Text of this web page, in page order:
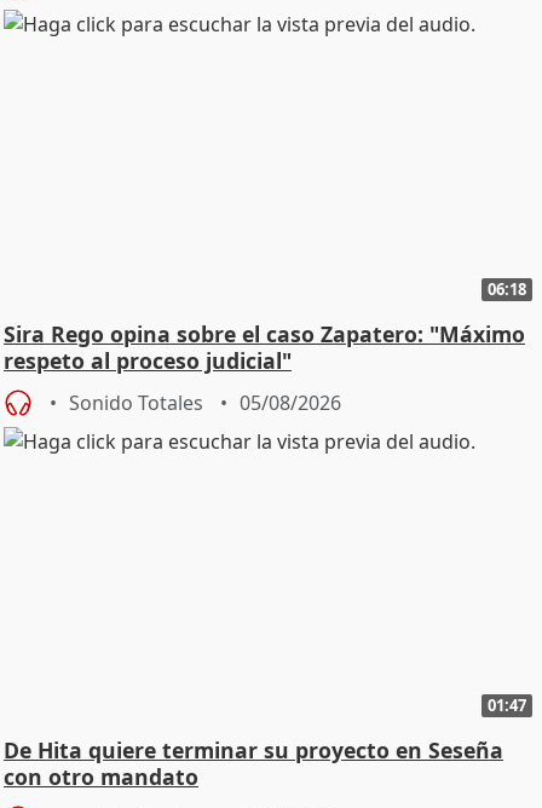
06:18
Sira Rego opina sobre el caso Zapatero: "Máximo
respeto al proceso judicial"
Sonido Totales 05/08/2026
01:47
De Hita quiere terminar su proyecto en Seseña
con otro mandato